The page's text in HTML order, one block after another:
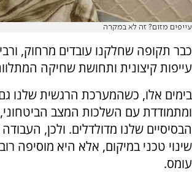
עייפים מזום? זה לא במקרה
כבר תקופה שחלקנו עובדים מרחוק,
עייפות קיצונית ותחושת שחיקה
בימים אלו, כשהמערכת הרגשית שלנו
ומתמודדת עם השלכות המצב
הבסיסיים שלנו מדולדלים. ולכן,
שינוי טכני במיקום, אלא היא מוסיפה
עומס.